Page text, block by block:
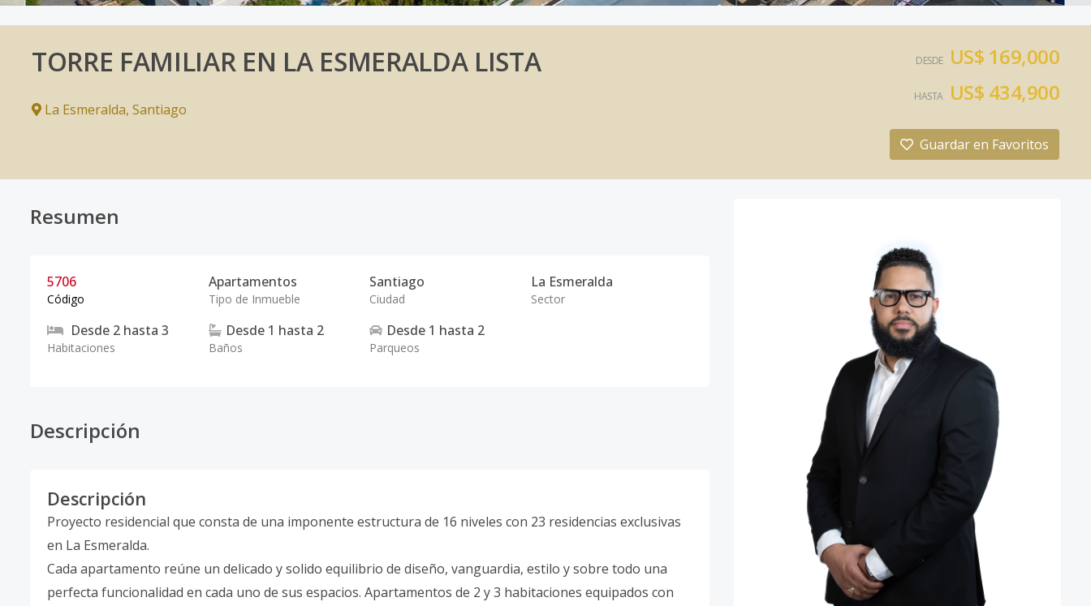
TORRE FAMILIAR EN LA ESMERALDA LISTA
La Esmeralda, Santiago
DESDE US$ 169,000
HASTA US$ 434,900
Guardar en Favoritos
Resumen
5706
Código
Apartamentos
Tipo de Inmueble
Santiago
Ciudad
La Esmeralda
Sector
Desde 2 hasta 3
Habitaciones
Desde 1 hasta 2
Baños
Desde 1 hasta 2
Parqueos
Descripción
Descripción
Proyecto residencial que consta de una imponente estructura de 16 niveles con 23 residencias exclusivas
en La Esmeralda.
Cada apartamento reúne un delicado y solido equilibrio de diseño, vanguardia, estilo y sobre todo una
perfecta funcionalidad en cada uno de sus espacios. Apartamentos de 2 y 3 habitaciones equipados con